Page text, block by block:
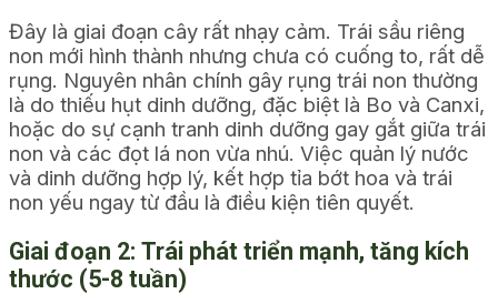
Đây là giai đoạn cây rất nhạy cảm. Trái sầu riêng
non mới hình thành nhưng chưa có cuống to, rất dễ
rụng. Nguyên nhân chính gây rụng trái non thường
là do thiếu hụt dinh dưỡng, đặc biệt là Bo và Canxi,
hoặc do sự cạnh tranh dinh dưỡng gay gắt giữa trái
non và các đọt lá non vừa nhú. Việc quản lý nước
và dinh dưỡng hợp lý, kết hợp tỉa bớt hoa và trái
non yếu ngay từ đầu là điều kiện tiên quyết.
Giai đoạn 2: Trái phát triển mạnh, tăng kích
thước (5-8 tuần)